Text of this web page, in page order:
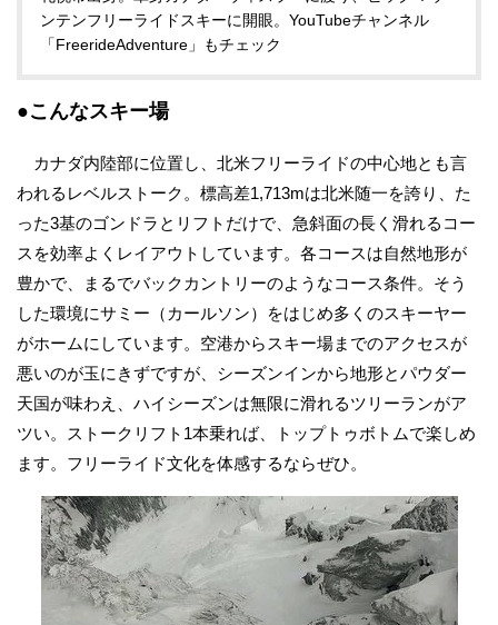
ンテンフリーライドスキーに開眼。YouTubeチャンネル
「FreerideAdventure」もチェック
●こんなスキー場
カナダ内陸部に位置し、北米フリーライドの中心地とも言
われるレベルストーク。標高差1,713mは北米随一を誇り、た
った3基のゴンドラとリフトだけで、急斜面の長く滑れるコー
スを効率よくレイアウトしています。各コースは自然地形が
豊かで、まるでバックカントリーのようなコース条件。そう
した環境にサミー（カールソン）をはじめ多くのスキーヤー
がホームにしています。空港からスキー場までのアクセスが
悪いのが玉にきずですが、シーズンインから地形とパウダー
天国が味わえ、ハイシーズンは無限に滑れるツリーランがア
ツい。ストークリフト1本乗れば、トップトゥボトムで楽しめ
ます。フリーライド文化を体感するならぜひ。